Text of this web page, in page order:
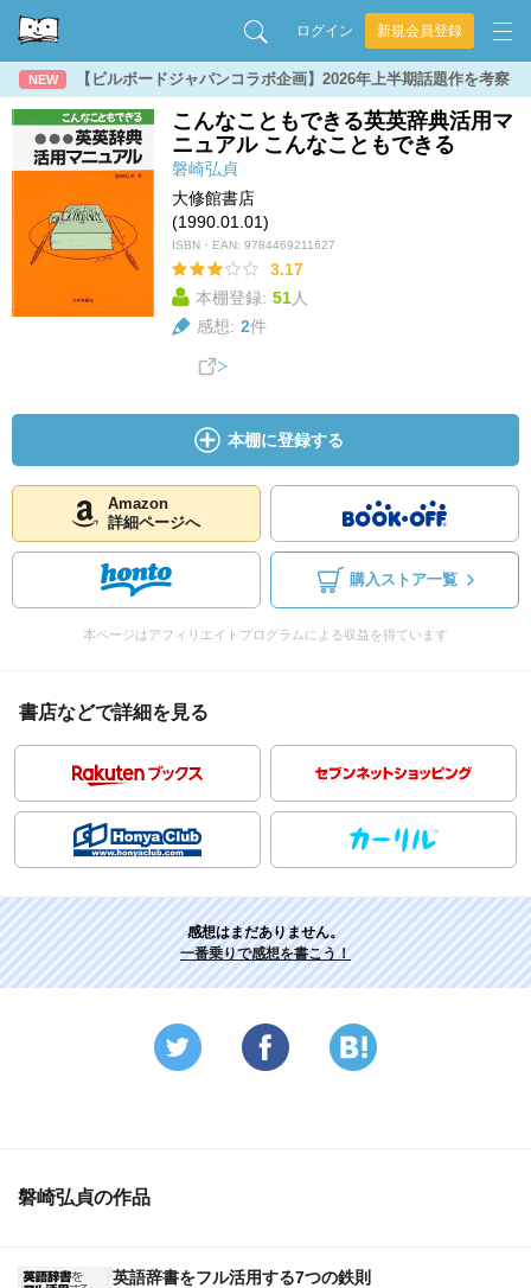
ログイン 新規会員登録
NEW 【ビルボードジャパンコラボ企画】2026年上半期話題作を考察
こんなこともできる英英辞典活用マ
ニュアル こんなこともできる
磐崎弘貞
大修館書店
(1990.01.01)
ISBN・EAN: 9784469211627
3.17
本棚登録: 51人
感想: 2件
本棚に登録する
Amazon
詳細ページへ
購入ストア一覧
本ページはアフィリエイトプログラムによる収益を得ています
書店などで詳細を見る
感想はまだありません。
一番乗りで感想を書こう！
磐崎弘貞の作品
英語辞書をフル活用する7つの鉄則